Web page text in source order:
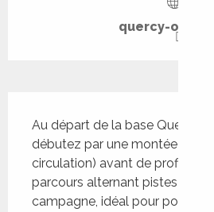
quercy-
Au départ de la base Quercy
débutez par une montée sur
circulation) avant de profiter
parcours alternant pistes
campagne, idéal pour poser